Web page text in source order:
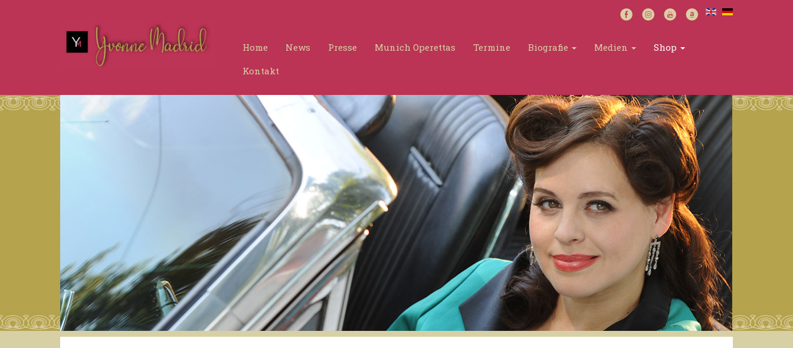
Home News Presse Munich Operettas Termine Biografie Medien
Shop
Kontakt